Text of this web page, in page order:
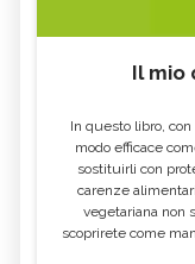
Il mio
In questo libro,
modo efficace
sostituirli con
carenze
vegetariana non
scoprirete come